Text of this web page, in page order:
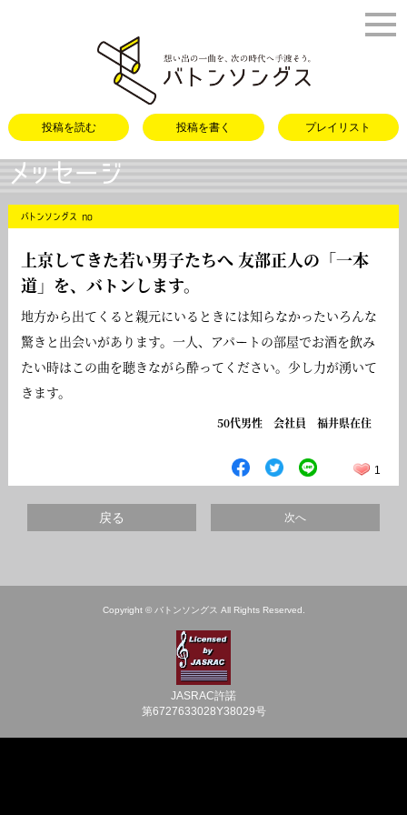
投稿を読む 投稿を書く プレイリスト
メッセージ
バトンソングス no
上京してきた若い男子たちへ 友部正人の「一本
道」を、バトンします。
地方から出てくると親元にいるときには知らなかったいろんな
驚きと出会いがあります。一人、アパートの部屋でお酒を飲み
たい時はこの曲を聴きながら酔ってください。少し力が湧いて
きます。
50代男性 会社員 福井県在住
1
戻る 次へ
Copyright © バトンソングス All Rights Reserved.
JASRAC許諾
第6727633028Y38029号